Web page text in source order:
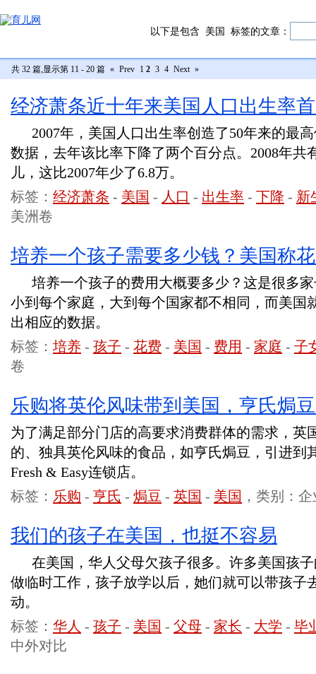
以下是包含 美国 标签的文章：
共 32 篇,显示第 11 - 20 篇 « Prev 1 2 3 4 Next »
经济萧条近十年来美国人口出生率
2007年，美国人口出生率创造了50年来的最
数据，去年该比率下降了两个百分点。2008年共
儿，这比2007年少了6.8万。
标签： 经济萧条 - 美国 - 人口 - 出生率 - 下降 - 新
美洲卷
培养一个孩子需要多少钱？美国称
培养一个孩子的费用大概要多少？这是很多家
小到每个家庭，大到每个国家都不相同，而美国
出相应的数据。
标签： 培养 - 孩子 - 花费 - 美国 - 费用 - 家庭 - 子
卷
乐购将英伦风味带到美国，亨氏焗
为了满足部分门店的高要求消费群体的需求，英
的、独具英伦风味的食品，如亨氏焗豆，引进到
Fresh & Easy连锁店。
标签： 乐购 - 亨氏 - 焗豆 - 英国 - 美国 ，类别：
我们的孩子在美国，也挺不容易
在美国，华人父母欠孩子很多。许多美国孩子
做临时工作，孩子放学以后，她们就可以带孩子
动。
标签： 华人 - 孩子 - 美国 - 父母 - 家长 - 大学 - 毕
中外对比